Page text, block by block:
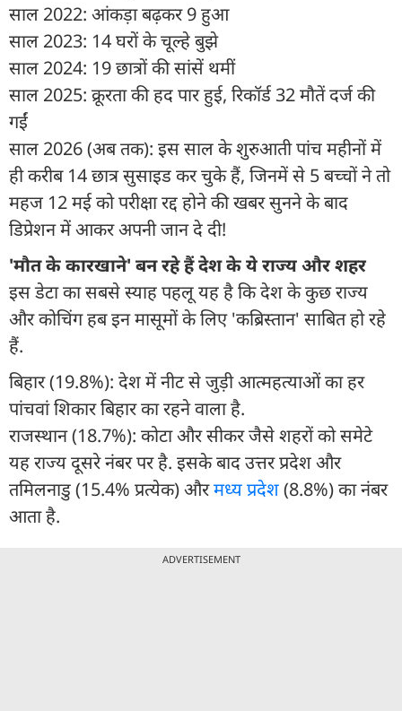
साल 2022: आंकड़ा बढ़कर 9 हुआ
साल 2023: 14 घरों के चूल्हे बुझे
साल 2024: 19 छात्रों की सांसें थमीं
साल 2025: क्रूरता की हद पार हुई, रिकॉर्ड 32 मौतें दर्ज की
गईं
साल 2026 (अब तक): इस साल के शुरुआती पांच महीनों में
ही करीब 14 छात्र सुसाइड कर चुके हैं, जिनमें से 5 बच्चों ने तो
महज 12 मई को परीक्षा रद्द होने की खबर सुनने के बाद
डिप्रेशन में आकर अपनी जान दे दी!
'मौत के कारखाने' बन रहे हैं देश के ये राज्य और शहर
इस डेटा का सबसे स्याह पहलू यह है कि देश के कुछ राज्य
और कोचिंग हब इन मासूमों के लिए 'कब्रिस्तान' साबित हो रहे
हैं.
बिहार (19.8%): देश में नीट से जुड़ी आत्महत्याओं का हर
पांचवां शिकार बिहार का रहने वाला है.
राजस्थान (18.7%): कोटा और सीकर जैसे शहरों को समेटे
यह राज्य दूसरे नंबर पर है. इसके बाद उत्तर प्रदेश और
तमिलनाडु (15.4% प्रत्येक) औरमध्य प्रदेश(8.8%) का नंबर
आता है.
ADVERTISEMENT